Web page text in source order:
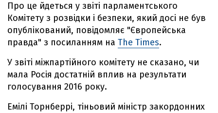
Про це йдеться у звіті парламентського
Комітету з розвідки і безпеки, який досі не був
опублікований, повідомляє "Європейська
правда" з посиланням на The Times.
У звіті міжпартійного комітету не сказано, чи
мала Росія достатній вплив на результати
голосування 2016 року.
Емілі Торнберрі, тіньовий міністр закордонних